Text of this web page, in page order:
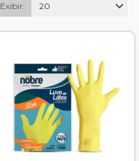
Exibir: 20